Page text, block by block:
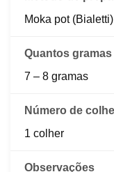
Moka pot (Bialetti)
7 – 8 gramas
1 colher